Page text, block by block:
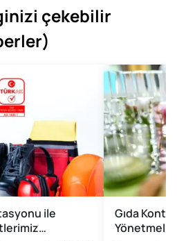
çekebilir
)
ile
Gıda